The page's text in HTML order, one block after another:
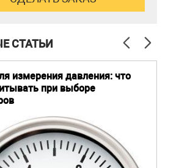
СТАТЬИ
измерения давления: что
при выборе